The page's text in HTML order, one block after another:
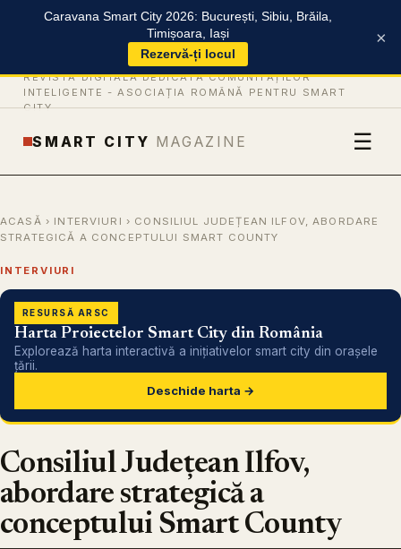
Caravana Smart City 2026: București, Sibiu, Brăila,
Timișoara, Iași
Rezervă-ți locul
×
REVISTĂ DIGITALĂ DEDICATĂ COMUNITĂȚILOR
INTELIGENTE - ASOCIAȚIA ROMÂNĂ PENTRU SMART
CITY
SMART CITY MAGAZINE ☰
ACASĂ › INTERVIURI › CONSILIUL JUDEȚEAN ILFOV, ABORDARE
STRATEGICĂ A CONCEPTULUI SMART COUNTY
INTERVIURI
RESURSĂ ARSC
Harta Proiectelor Smart City din România
Explorează harta interactivă a inițiativelor smart city din orașele
țării.
Deschide harta →
Consiliul Județean Ilfov,
abordare strategică a
conceptului Smart County